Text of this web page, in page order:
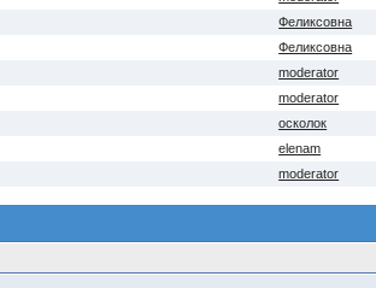
Феликсовна
Феликсовна
moderator
moderator
осколок
elenam
moderator